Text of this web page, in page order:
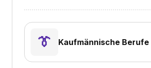
👔 Kaufmännische Berufe